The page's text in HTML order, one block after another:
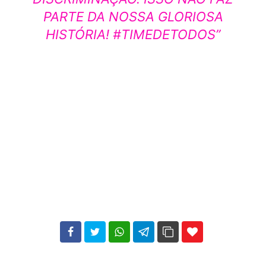
PARTE DA NOSSA GLORIOSA
HISTÓRIA! #TIMEDETODOS”
102 35